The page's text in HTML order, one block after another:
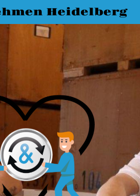
Heidelberg